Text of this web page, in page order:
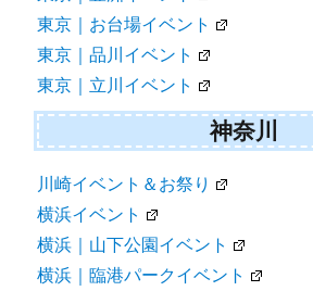
東京｜お台場イベント
東京｜品川イベント
東京｜立川イベント
神奈川
川崎イベント＆お祭り
横浜イベント
横浜｜山下公園イベント
横浜｜臨港パークイベント